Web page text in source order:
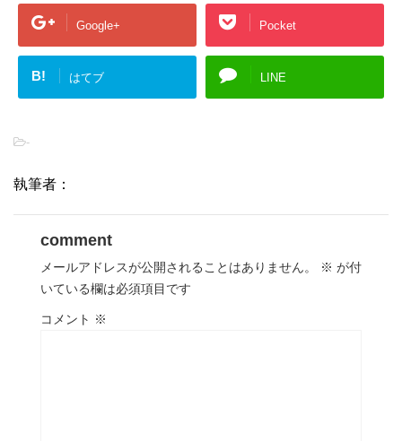
Google+ Pocket
B! はてブ LINE
-
執筆者：
comment
メールアドレスが公開されることはありません。 ※ が付
いている欄は必須項目です
コメント ※